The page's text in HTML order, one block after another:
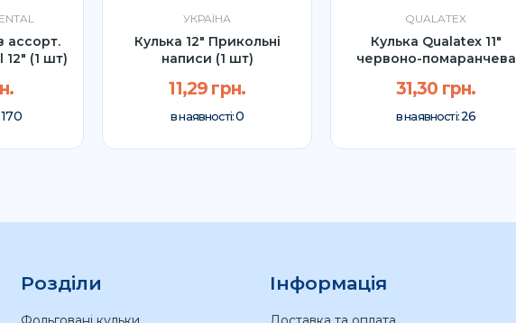
ассорт.
(1 шт)
170
УКРАЇНА
Кулька 12" Прикольні
написи (1 шт)
11,29 грн.
в наявності:0
QUALATEX
Кулька Qualatex 11"
червоно-помаранчева
31,30 грн.
в наявності:26
Розділи Інформація